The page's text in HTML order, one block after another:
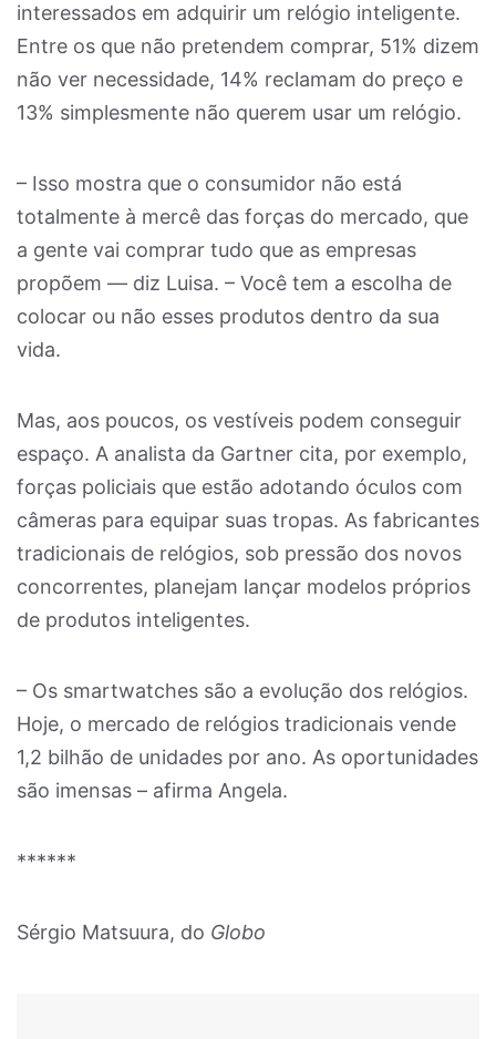
interessados em adquirir um relógio inteligente.
Entre os que não pretendem comprar, 51% dizem
não ver necessidade, 14% reclamam do preço e
13% simplesmente não querem usar um relógio.
– Isso mostra que o consumidor não está
totalmente à mercê das forças do mercado, que
a gente vai comprar tudo que as empresas
propõem — diz Luisa. – Você tem a escolha de
colocar ou não esses produtos dentro da sua
vida.
Mas, aos poucos, os vestíveis podem conseguir
espaço. A analista da Gartner cita, por exemplo,
forças policiais que estão adotando óculos com
câmeras para equipar suas tropas. As fabricantes
tradicionais de relógios, sob pressão dos novos
concorrentes, planejam lançar modelos próprios
de produtos inteligentes.
– Os smartwatches são a evolução dos relógios.
Hoje, o mercado de relógios tradicionais vende
1,2 bilhão de unidades por ano. As oportunidades
são imensas – afirma Angela.
******
Sérgio Matsuura, do Globo